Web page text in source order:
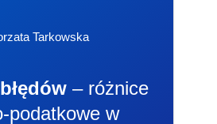
Tarkowska
– różnice
podatkowe w